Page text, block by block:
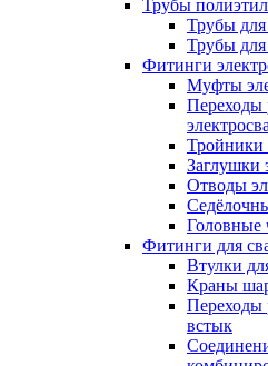
Трубы
Трубы
Трубы для
Фитинги
Муфты
Переходы
Тройники
Заглушки
Отводы
Головные
Фитинги для
Втулки
Краны
Переходы
встык